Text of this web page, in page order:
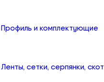
Профиль и комплектующие
Ленты, сетки, серпянки,